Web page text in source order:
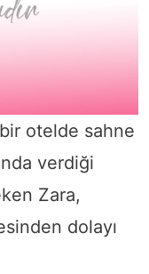
bir otelde sahne
verdiği
Zara,
dolayı